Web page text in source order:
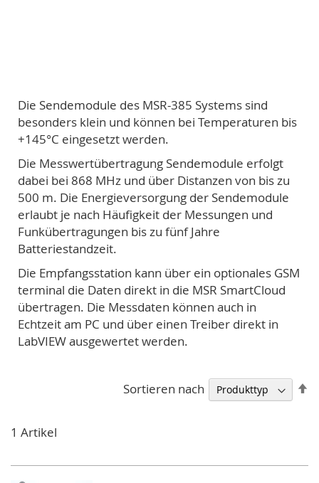
Die Sendemodule des MSR-385 Systems sind
besonders klein und können bei Temperaturen bis
+145°C eingesetzt werden.
Die Messwertübertragung Sendemodule erfolgt
dabei bei 868 MHz und über Distanzen von bis zu
500 m. Die Energieversorgung der Sendemodule
erlaubt je nach Häufigkeit der Messungen und
Funkübertragungen bis zu fünf Jahre
Batteriestandzeit.
Die Empfangsstation kann über ein optionales GSM
terminal die Daten direkt in die MSR SmartCloud
übertragen. Die Messdaten können auch in
Echtzeit am PC und über einen Treiber direkt in
LabVIEW ausgewertet werden.
1 Artikel
Sortieren nach